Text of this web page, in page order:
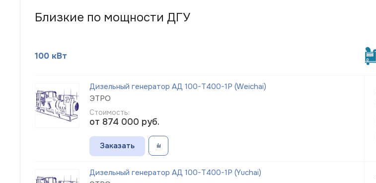
Близкие по мощности ДГУ
100 кВт
Дизельный генератор АД 100-Т400-1Р (Weichai)
ЭТРО
Стоимость:
от 874 000 руб.
Заказать
Дизельный генератор АД 100-Т400-1Р (Yuchai)